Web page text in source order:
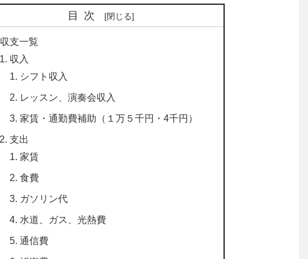
います。
目次
収支一覧
収入
シフト収入
レッスン、演奏会収入
家賃・通勤費補助（１万５千円・4千円）
支出
家賃
食費
ガソリン代
水道、ガス、光熱費
通信費